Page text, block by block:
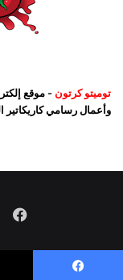
توميتو كرتون
وأعمال رسامي كاريكاتير